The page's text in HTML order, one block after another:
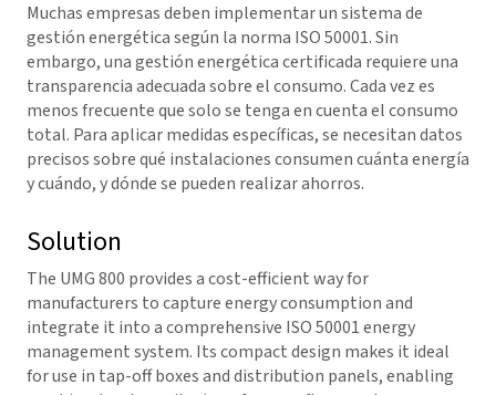
Muchas empresas deben implementar un sistema de
gestión energética según la norma ISO 50001. Sin
embargo, una gestión energética certificada requiere una
transparencia adecuada sobre el consumo. Cada vez es
menos frecuente que solo se tenga en cuenta el consumo
total. Para aplicar medidas específicas, se necesitan datos
precisos sobre qué instalaciones consumen cuánta energía
y cuándo, y dónde se pueden realizar ahorros.
Solution
The UMG 800 provides a cost-efficient way for
manufacturers to capture energy consumption and
integrate it into a comprehensive ISO 50001 energy
management system. Its compact design makes it ideal
for use in tap-off boxes and distribution panels, enabling